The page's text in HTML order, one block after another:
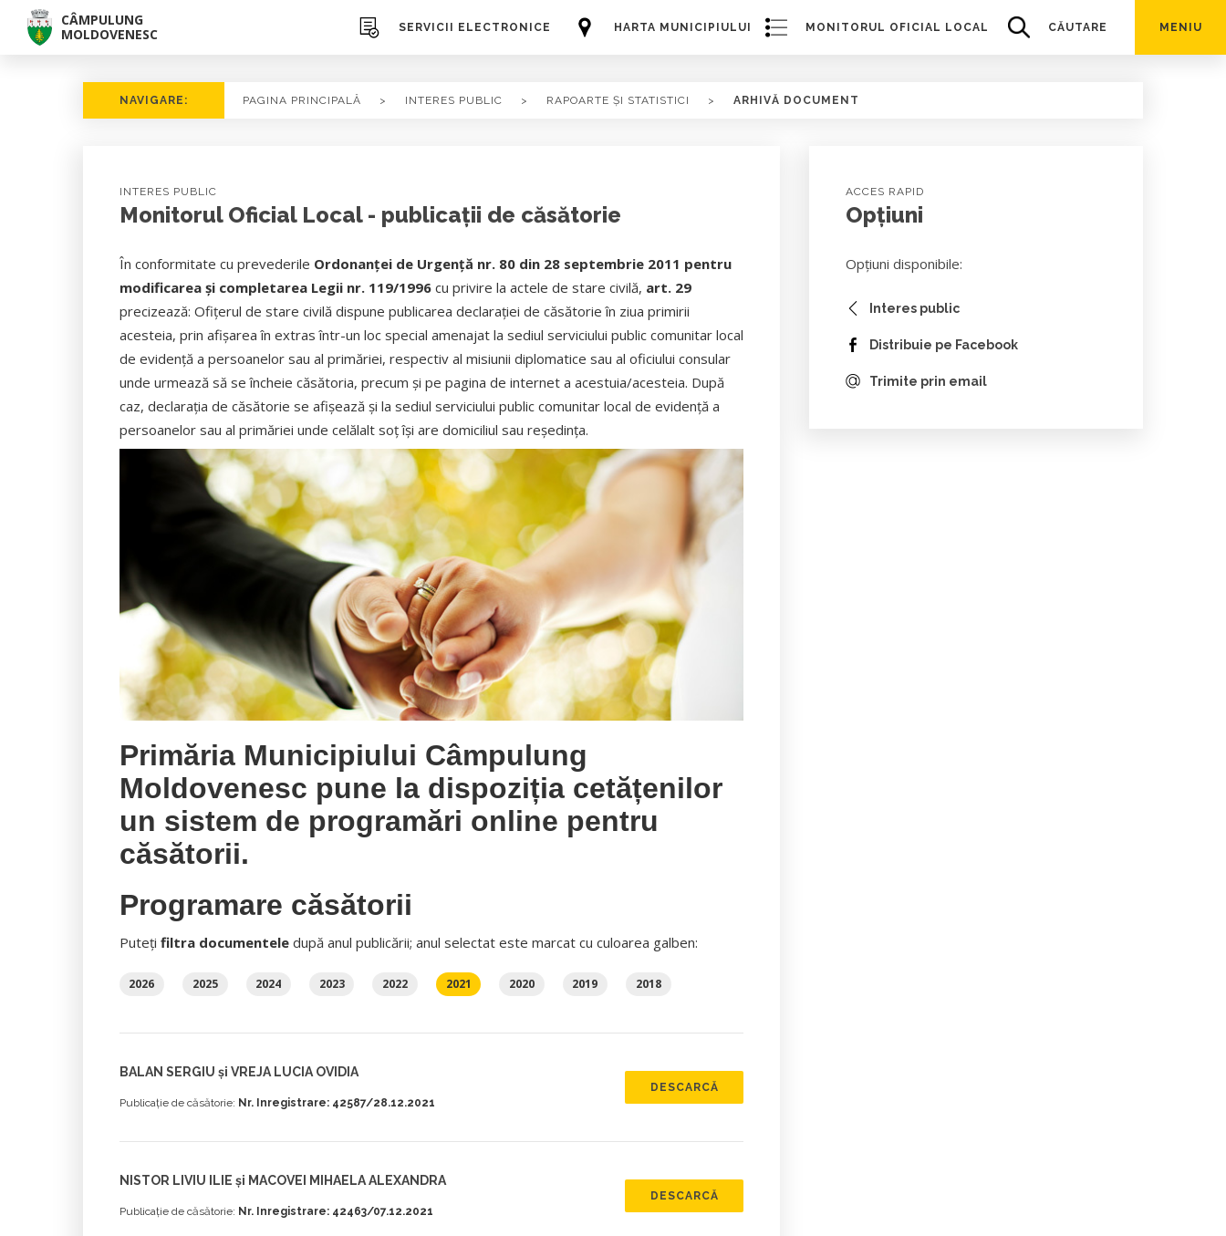
CÂMPULUNG
MOLDOVENESC
HARTA MUNICIPIULUI
SERVICII ELECTRONICE MONITORUL OFICIAL LOCAL CĂUTARE MENIU
NAVIGARE: PAGINA PRINCIPALĂ > INTERES PUBLIC > RAPOARTE ȘI STATISTICI > ARHIVĂ DOCUMENT
INTERES PUBLIC
Monitorul Oficial Local - publicații de căsătorie
În conformitate cu prevederile Ordonanţei de Urgenţă nr. 80 din 28 septembrie 2011 pentru
modificarea şi completarea Legii nr. 119/1996cu privire la actele de stare civilă, art. 29
precizează: Ofiţerul de stare civilă dispune publicarea declaraţiei de căsătorie în ziua primirii
acesteia, prin afişarea în extras într-un loc special amenajat la sediul serviciului public comunitar local
de evidenţă a persoanelor sau al primăriei, respectiv al misiunii diplomatice sau al oficiului consular
unde urmează să se încheie căsătoria, precum şi pe pagina de internet a acestuia/acesteia. După
caz, declaraţia de căsătorie se afişează şi la sediul serviciului public comunitar local de evidenţă a
persoanelor sau al primăriei unde celălalt soţ îşi are domiciliul sau reşedinţa.
Primăria Municipiului Câmpulung
Moldovenesc pune la dispoziția cetățenilor
un sistem de programări online pentru
căsătorii.
Programare căsătorii
Puteți filtra documenteledupă anul publicării; anul selectat este marcat cu culoarea galben:
2026 2025 2024 2023 2022 2021 2020 2019 2018
BALAN SERGIU și VREJA LUCIA OVIDIA
Publicație de căsătorie: Nr. Inregistrare: 42587/28.12.2021
DESCARCĂ
NISTOR LIVIU ILIE și MACOVEI MIHAELA ALEXANDRA
Publicație de căsătorie: Nr. Inregistrare: 42463/07.12.2021
DESCARCĂ
ACCES RAPID
Opțiuni
Opțiuni disponibile:
Interes public
Distribuie pe Facebook
Trimite prin email